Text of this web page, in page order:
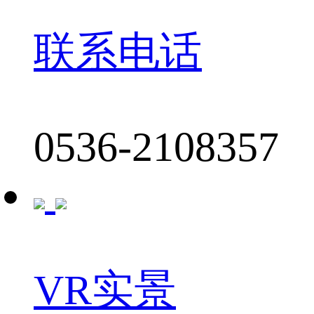
联系电话
0536-2108357
VR实景